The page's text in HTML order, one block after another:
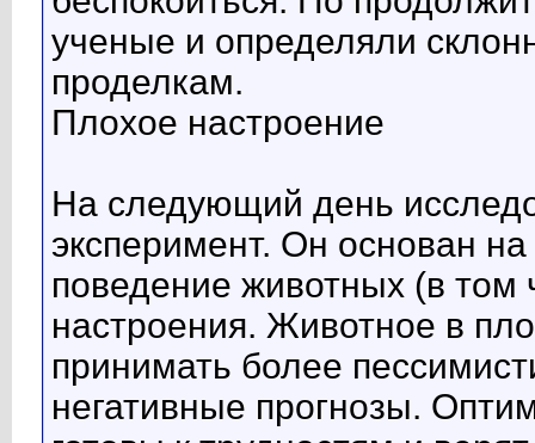
ученые и определяли
проделкам.
Плохое настроение
На следующий день
эксперимент. Он основан
поведение животных (в том
настроения. Животное в
принимать более
негативные прогнозы.